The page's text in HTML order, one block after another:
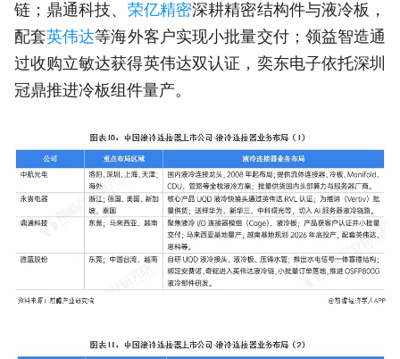
链；鼎通科技、 荣亿精密深耕精密结构件与液冷板，
配套英伟达等海外客户实现小批量交付；领益智造通
过收购立敏达获得英伟达双认证，奕东电子依托深圳
冠鼎推进冷板组件量产。